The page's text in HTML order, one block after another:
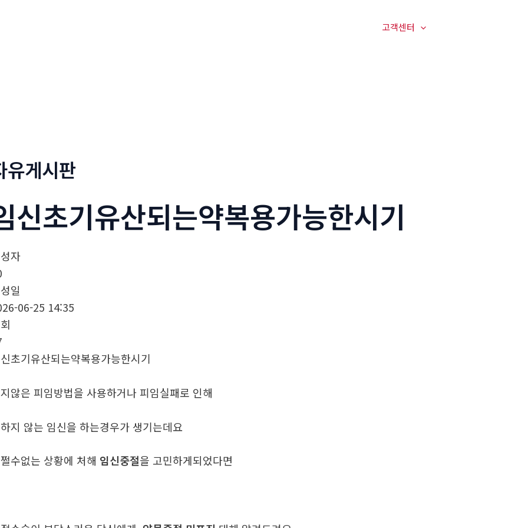
고객센터
유게시판
신초기유산되는약복용가능한시기
자
일
06-25 14:35
초기유산되는약복용가능한시기
않은 피임방법을 사용하거나 피임실패로 인해
지 않는 임신을 하는경우가 생기는데요
수없는 상황에 처해 임신중절을 고민하게되었다면